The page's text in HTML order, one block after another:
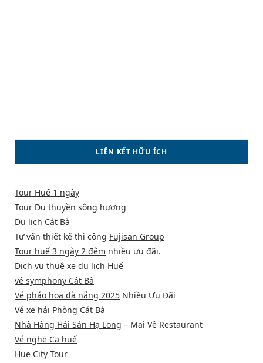
LIÊN KẾT HỮU ÍCH
Tour Huế 1 ngày
Tour Du thuyền sông hương
Du lịch Cát Bà
Tư vấn thiết kế thi công Fujisan Group
Tour huế 3 ngày 2 đêm nhiều ưu đãi.
Dịch vụ thuê xe du lịch Huế
vé symphony Cát Bà
Vé pháo hoa đà nẵng 2025 Nhiều Ưu Đãi
Vé xe hải Phòng Cát Bà
Nhà Hàng Hải Sản Hạ Long – Mai Về Restaurant
Vé nghe Ca huế
Hue City Tour